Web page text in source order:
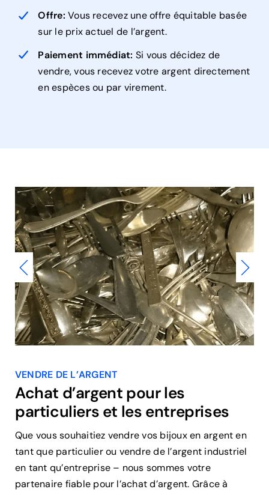
Offre: Vous recevez une offre équitable basée
sur le prix actuel de l’argent.
Paiement immédiat: Si vous décidez de
vendre, vous recevez votre argent directement
en espèces ou par virement.
VENDRE DE L’ARGENT
Achat d’argent pour les
particuliers et les entreprises
Que vous souhaitiez vendre vos bijoux en argent en
tant que particulier ou vendre de l’argent industriel
en tant qu’entreprise – nous sommes votre
partenaire fiable pour l’achat d’argent. Grâce à